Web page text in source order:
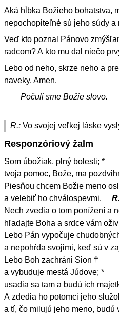
Aká hĺbka Božieho bohatstva,
nepochopiteľné sú jeho súdy
Veď kto poznal Pánovo
radcom? A kto mu dal niečo
Lebo od neho, skrze neho a
naveky. Amen.
Počuli sme Božie slovo.
R.: Vo svojej veľkej láske
Responzóriový žalm
Som úbožiak, plný bolesti; *
tvoja pomoc, Bože, ma
Piesňou chcem Božie meno
a velebiť ho chválospevmi.
R.
Nech zvedia o tom ponížení a
hľadajte Boha a srdce vám
Lebo Pán vypočuje
a nepohŕda svojimi, keď sú v
Lebo Boh zachráni Sion †
a vybuduje mestá Júdove; *
usadia sa tam a budú ich
A zdedia ho potomci jeho
a tí, čo milujú jeho meno, budú